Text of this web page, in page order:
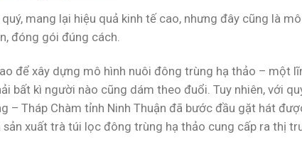
mang lại hiệu quả kinh tế cao, nhưng đây cũng là
đóng gói đúng cách.
để xây dựng mô hình nuôi đông trùng hạ thảo – một
bất kì người nào cũng dám theo đuổi. Tuy nhiên, với
– Tháp Chàm tỉnh Ninh Thuận đã bước đầu gặt hát
xuất trà túi lọc đông trùng hạ thảo cung cấp ra thị